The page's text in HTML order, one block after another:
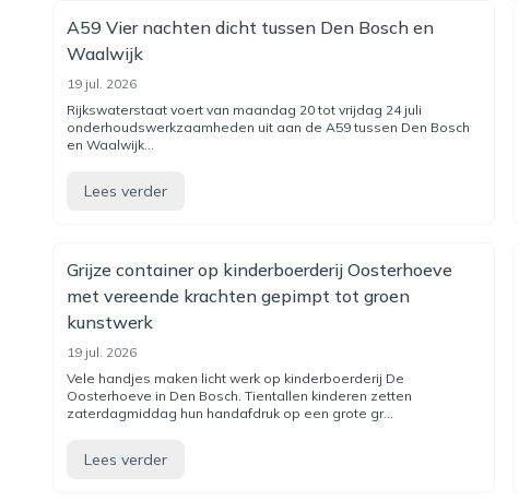
A59 Vier nachten dicht tussen Den Bosch en
Waalwijk
19 jul. 2026
Rijkswaterstaat voert van maandag 20 tot vrijdag 24 juli
onderhoudswerkzaamheden uit aan de A59 tussen Den Bosch
en Waalwijk...
Lees verder
Grijze container op kinderboerderij Oosterhoeve
met vereende krachten gepimpt tot groen
kunstwerk
19 jul. 2026
Vele handjes maken licht werk op kinderboerderij De
Oosterhoeve in Den Bosch. Tientallen kinderen zetten
zaterdagmiddag hun handafdruk op een grote gr...
Lees verder